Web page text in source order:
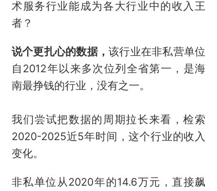
术服务行业能成为各大行业中的收入王
者？
说个更扎心的数据，该行业在非私营单位
自2012年以来多次位列全省第一，是海
南最挣钱的行业，没有之一。
我们尝试把数据的周期拉长来看，检索
2020-2025近5年时间，这个行业的收入
变化。
非私单位从2020年的14.6万元，直接飙